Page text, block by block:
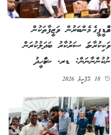
އެމްޑީޕީގެ މެންބަރުން ވަޒީފާތަކުން
ވަކިކުރާނަމަ ސަރުކާރު ބަދަލުކުރަން
ނުކުންނާނަން: ޑރ. ޝަމްހީދު
18 އޭޕްރީލު 2026